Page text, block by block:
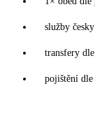
služby
transfery
pojištění dle